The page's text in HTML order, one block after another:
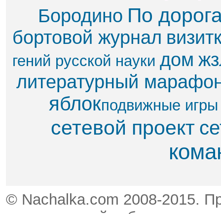
Бородино По
бортовой журнал
гений русской науки дом
литературный
яблок​подвижные игры
сетевой проект
© Nachalka.com 2008-2015.